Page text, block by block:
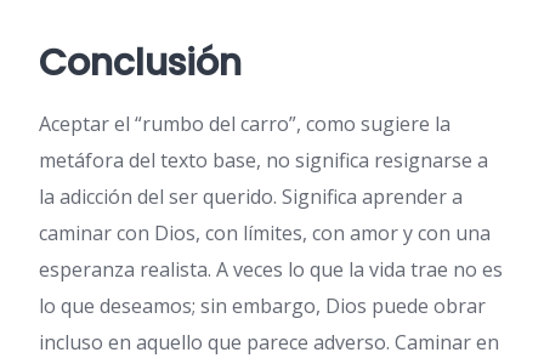
Conclusión
Aceptar el “rumbo del carro”, como sugiere la
metáfora del texto base, no significa resignarse a
la adicción del ser querido. Significa aprender a
caminar con Dios, con límites, con amor y con una
esperanza realista. A veces lo que la vida trae no es
lo que deseamos; sin embargo, Dios puede obrar
incluso en aquello que parece adverso. Caminar en